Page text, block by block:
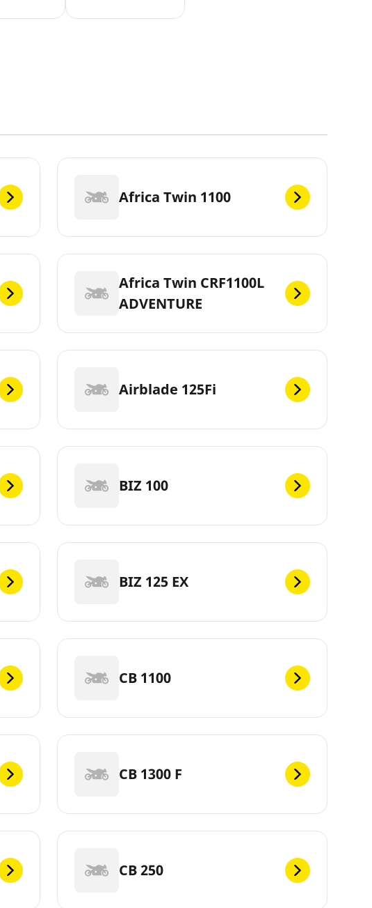
Africa Twin 1100
Africa Twin CRF1100L
ADVENTURE
Airblade 125Fi
BIZ 100
BIZ 125 EX
CB 1100
CB 1300 F
CB 250